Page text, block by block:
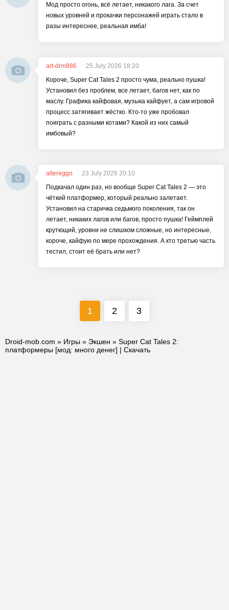
Мод просто огонь, всё летает, никакого лагa. За счет
новых уровней и прокачки персонажей играть стало в
разы интереснее, реальная имба!
art-drm886
25 July 2026 18:20
Короче, Super Cat Tales 2 просто чума, реально пушка!
Установил без проблем, все летает, багов нет, как по
маслу. Графика кайфовая, музыка кайфует, а сам игровой
процесс затягивает жёстко. Кто-то уже пробовал
поиграть с разными котами? Какой из них самый
имбовый?
altereggo
23 July 2026 20:10
Подкачал один раз, но вообще Super Cat Tales 2 — это
чёткий платформер, который реально залетает.
Установил на старичка седьмого поколения, так он
летает, никаких лагов или багов, просто пушка! Геймплей
крутющий, уровни не слишком сложные, но интересные,
короче, кайфую по мере прохождения. А кто третью часть
тестил, стоит её брать или нет?
1 2 3
Droid-mob.com » Игры » Экшен » Super Cat Tales 2:
платформеры [мод: много денег] | Скачать